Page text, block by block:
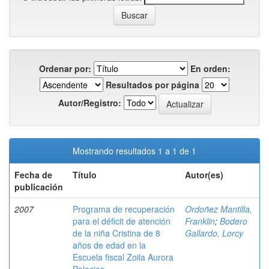
Ordenar por:
En orden:
Resultados por página
Autor/Registro:
Mostrando resultados 1 a 1 de 1
Fecha de
publicación
Título Autor(es)
2007
Programa de recuperación
para el déficit de atención
de la niña Cristina de 8
años de edad en la
Escuela fiscal Zoila Aurora
Ordoñez Mantilla,
Franklin; Bodero
Gallardo, Lorcy